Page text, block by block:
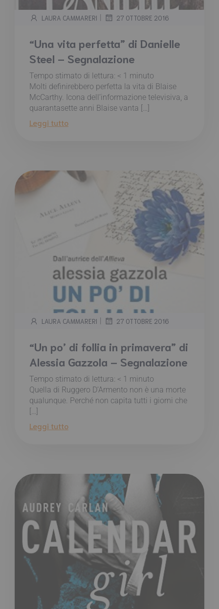
LAURA CAMMARERI | 27 OTTOBRE 2016
“Una vita perfetta” di Danielle
Steel – Segnalazione
Tempo stimato di lettura: < 1 minuto
Molti definirebbero perfetta la vita di Blaise
McCarthy. Icona dell’informazione televisiva, a
quarantasette anni Blaise vanta […]
Leggi tutto
LAURA CAMMARERI | 27 OTTOBRE 2016
“Un po’ di follia in primavera” di
Alessia Gazzola – Segnalazione
Tempo stimato di lettura: < 1 minuto
Quella di Ruggero D’Armento non è una morte
qualunque. Perché non capita tutti i giorni che
[…]
Leggi tutto